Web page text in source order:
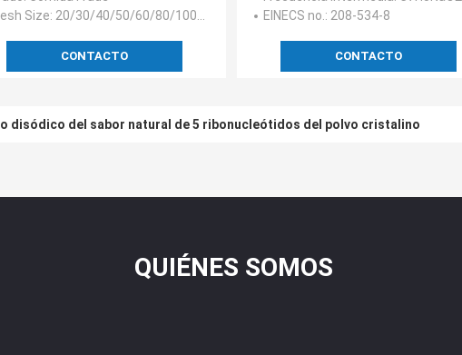
Mesh Size múltiple
Size: 20/30/40/50/60/80/100/120/200
CONTACTO
EINECS no. : 208-534-8
CONTACTO
disódico del sabor natural de 5 ribonucleótidos del polvo cristalino
QUIÉNES SOMOS